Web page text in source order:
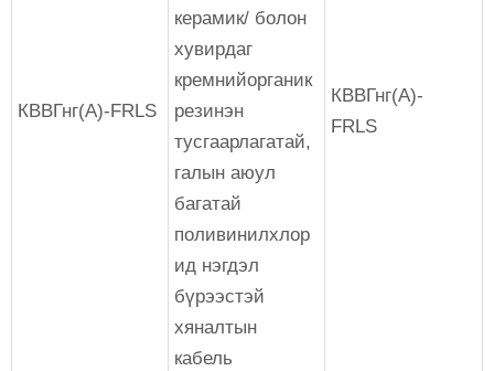
КВВГнг(А)-FRLS
керамик/ болон
хувирдаг
кремнийорганик
резинэн
тусгаарлагатай,
галын аюул
багатай
поливинилхлор
ид нэгдэл
бүрээстэй
хяналтын
кабель
КВВГнг(А)-
FRLS